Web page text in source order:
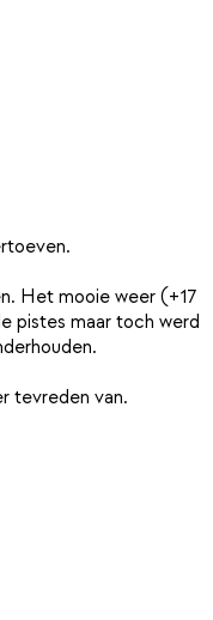
Het mooie weer (+17
pistes maar toch werd